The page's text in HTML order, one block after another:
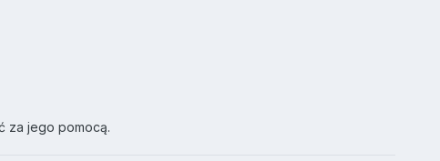
za jego pomocą.